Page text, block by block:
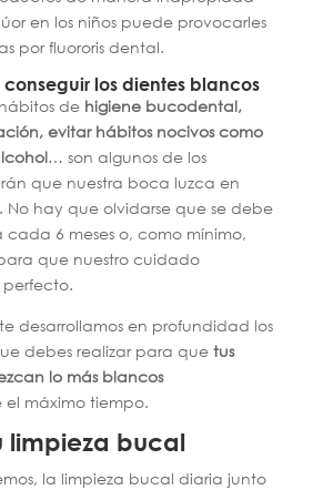
en los niños puede provocarles
por fluororis dental.
los dientes blancos
dehigiene bucodental,
evitar hábitos nocivos como
… son algunos de los
que nuestra boca luzca en
No hay que olvidarse que se debe
cada 6 meses o, como mínimo,
que nuestro cuidado
desarrollamos en profundidad los
debes realizar para quetus
lo más blancos
máximo tiempo.
limpieza bucal
la limpieza bucal diaria junto